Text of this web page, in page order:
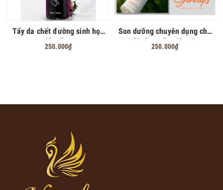
Tẩy da chết đường sinh học
Glowlips
250.000₫
Son dưỡng chuyên dụng cho
môi phun xăm Glowlips
250.000₫